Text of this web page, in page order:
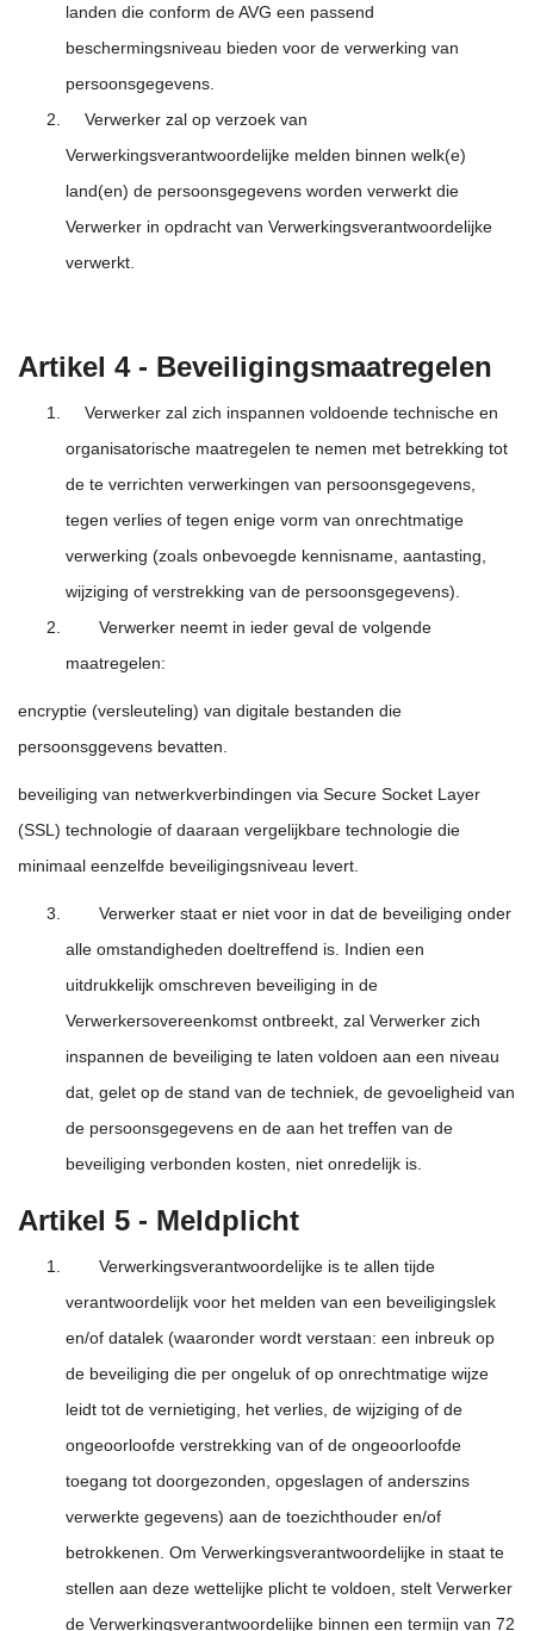
landen die conform de AVG een passend
beschermingsniveau bieden voor de verwerking van
persoonsgegevens.
Verwerker zal op verzoek van
Verwerkingsverantwoordelijke melden binnen welk(e)
land(en) de persoonsgegevens worden verwerkt die
Verwerker in opdracht van Verwerkingsverantwoordelijke
verwerkt.
Artikel 4 - Beveiligingsmaatregelen
Verwerker zal zich inspannen voldoende technische en
organisatorische maatregelen te nemen met betrekking tot
de te verrichten verwerkingen van persoonsgegevens,
tegen verlies of tegen enige vorm van onrechtmatige
verwerking (zoals onbevoegde kennisname, aantasting,
wijziging of verstrekking van de persoonsgegevens).
Verwerker neemt in ieder geval de volgende
maatregelen:
encryptie (versleuteling) van digitale bestanden die
persoonsggevens bevatten.
beveiliging van netwerkverbindingen via Secure Socket Layer
(SSL) technologie of daaraan vergelijkbare technologie die
minimaal eenzelfde beveiligingsniveau levert.
Verwerker staat er niet voor in dat de beveiliging onder
alle omstandigheden doeltreffend is. Indien een
uitdrukkelijk omschreven beveiliging in de
Verwerkersovereenkomst ontbreekt, zal Verwerker zich
inspannen de beveiliging te laten voldoen aan een niveau
dat, gelet op de stand van de techniek, de gevoeligheid van
de persoonsgegevens en de aan het treffen van de
beveiliging verbonden kosten, niet onredelijk is.
Artikel 5 - Meldplicht
Verwerkingsverantwoordelijke is te allen tijde
verantwoordelijk voor het melden van een beveiligingslek
en/of datalek (waaronder wordt verstaan: een inbreuk op
de beveiliging die per ongeluk of op onrechtmatige wijze
leidt tot de vernietiging, het verlies, de wijziging of de
ongeoorloofde verstrekking van of de ongeoorloofde
toegang tot doorgezonden, opgeslagen of anderszins
verwerkte gegevens) aan de toezichthouder en/of
betrokkenen. Om Verwerkingsverantwoordelijke in staat te
stellen aan deze wettelijke plicht te voldoen, stelt Verwerker
de Verwerkingsverantwoordelijke binnen een termijn van 72